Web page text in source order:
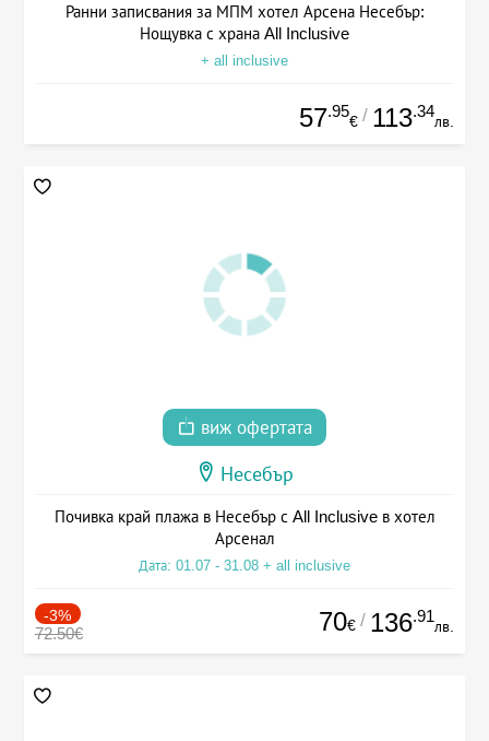
Ранни записвания за МПМ хотел Арсена Несебър:
Нощувка с храна All Inclusive
+ all inclusive
57.95
€ / 113.34
лв.
виж офертата
Несебър
Почивка край плажа в Несебър с All Inclusive в хотел
Арсенал
Дата: 01.07 - 31.08 + all inclusive
-3%
72.50€ 70€ / 136.91
лв.